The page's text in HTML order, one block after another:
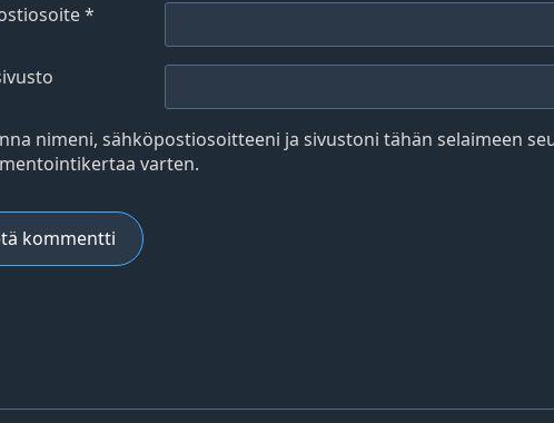
*
nimeni, sähköpostiosoitteeni ja sivustoni tähän selaimeen
varten.